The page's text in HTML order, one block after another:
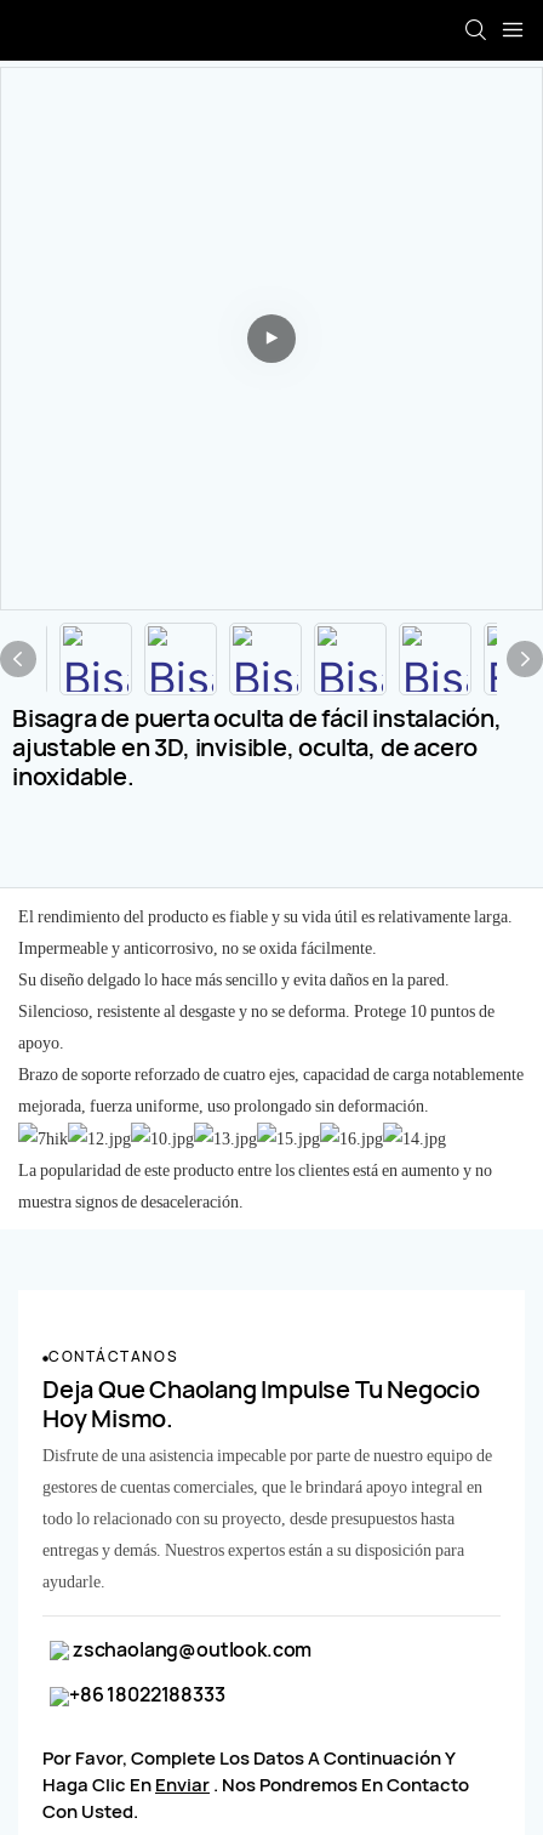
Bisagra de puerta oculta de fácil instalación,
ajustable en 3D, invisible, oculta, de acero
inoxidable.
El rendimiento del producto es fiable y su vida útil es relativamente larga.
Impermeable y anticorrosivo, no se oxida fácilmente.
Su diseño delgado lo hace más sencillo y evita daños en la pared.
Silencioso, resistente al desgaste y no se deforma. Protege 10 puntos de
apoyo.
Brazo de soporte reforzado de cuatro ejes, capacidad de carga notablemente
mejorada, fuerza uniforme, uso prolongado sin deformación.
La popularidad de este producto entre los clientes está en aumento y no
muestra signos de desaceleración.
CONTÁCTANOS
Deja Que Chaolang Impulse Tu Negocio
Hoy Mismo.
Disfrute de una asistencia impecable por parte de nuestro equipo de
gestores de cuentas comerciales, que le brindará apoyo integral en
todo lo relacionado con su proyecto, desde presupuestos hasta
entregas y demás. Nuestros expertos están a su disposición para
ayudarle.
zschaolang@outlook.com
+86 18022188333
Por Favor, Complete Los Datos A Continuación Y
Haga Clic EnEnviar. Nos Pondremos En Contacto
Con Usted.